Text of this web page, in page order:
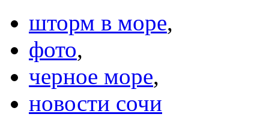
шторм в море,
фото,
черное море,
новости сочи